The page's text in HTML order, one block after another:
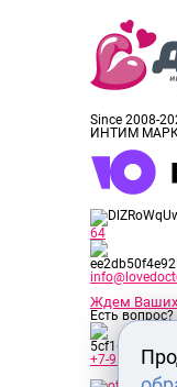
Since 2008-
ИНТИМ
64
Ждем Ваших
Есть вопрос?
+7-913-917-